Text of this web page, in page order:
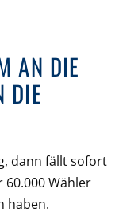
AN DIE
DIE
dann fällt sofort
Wähler
haben.